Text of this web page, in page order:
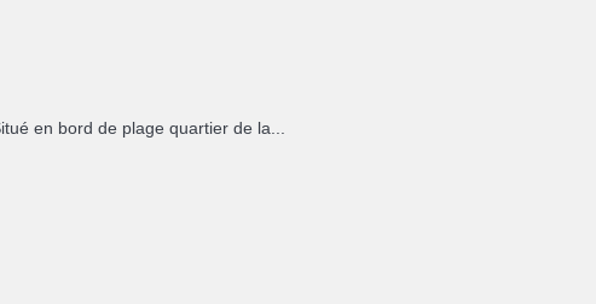
en bord de plage quartier de la...